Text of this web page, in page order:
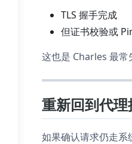
TLS 握手完成
但证书校验或
这也是 Charles 最常
重新回到代
如果确认请求仍走